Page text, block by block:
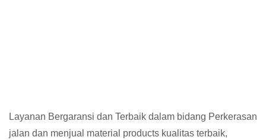
Layanan Bergaransi dan Terbaik dalam bidang Perkerasan
jalan dan menjual material products kualitas terbaik,